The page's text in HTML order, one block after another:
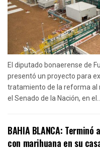
El diputado bonaerense de
presentó un proyecto para
tratamiento de la reforma al
el Senado de la Nación, en el...
BAHIA BLANCA:
con marihuana en su